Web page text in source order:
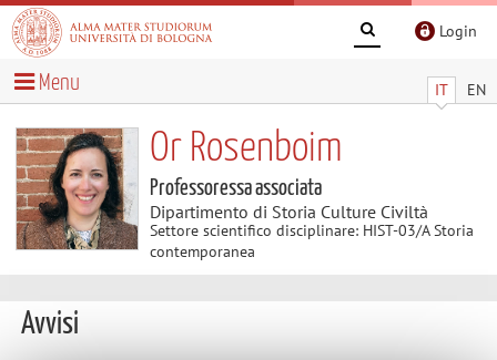
Login
IT EN
Menu
Or Rosenboim
Professoressa associata
Dipartimento di Storia Culture Civiltà
Settore scientifico disciplinare: HIST-03/A Storia
contemporanea
Avvisi